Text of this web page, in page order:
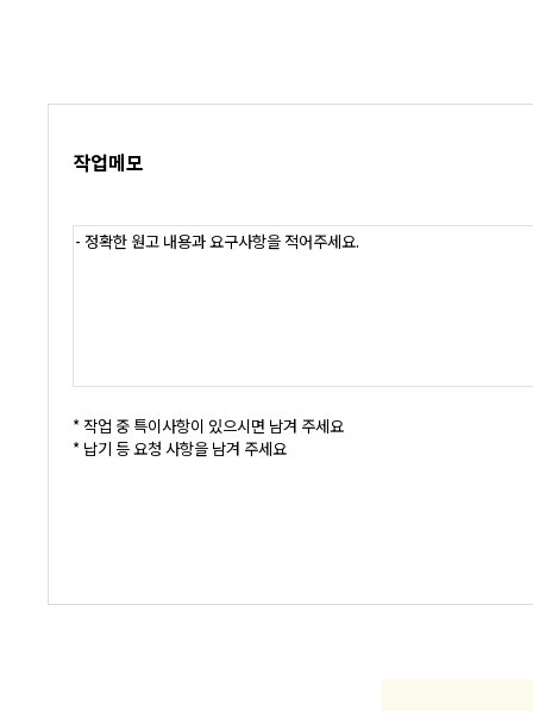
작업메모
* 작업 중 특이사항이 있으시면 남겨 주세요
* 납기 등 요청 사항을 남겨 주세요
- 정확한 원고 내용과 요구사항을 적어주세요.